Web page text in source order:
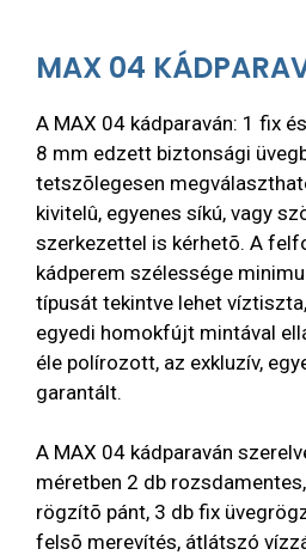
MAX 04
A MAX 04 kádparaván: 1 fix
8 mm edzett biztonsági
tetszõlegesen
kivitelû, egyenes síkú, vagy
szerkezettel is kérhetõ. A
kádperem szélessége
típusát tekintve lehet
egyedi homokfújt mintával
éle polírozott, az exkluzív,
garantált.
A MAX 04 kádparaván
méretben 2 db
rögzítõ pánt, 3 db fix
felsõ merevítés, átlátszó